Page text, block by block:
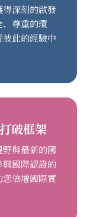
深刻的啟發
尊重的環
此的經驗中
破框架
與最新的國
國際認證的
倍增國際實